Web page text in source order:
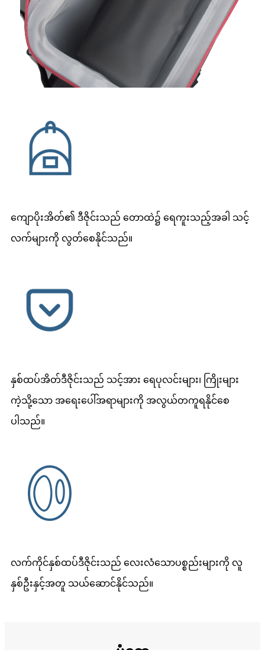
ကျောပိုးအိတ်၏ ဒီဇိုင်းသည် တောထဲ၌ ရေကူးသည့်အခါ သင့်
လက်များကို လွတ်စေနိုင်သည်။
နှစ်ထပ်အိတ်ဒီဇိုင်းသည် သင့်အား ရေပုလင်းများ၊ ကြိုးများ
ကဲ့သို့သော အရေးပေါ်အရာများကို အလွယ်တကူရနိုင်စေ
ပါသည်။
လက်ကိုင်နှစ်ထပ်ဒီဇိုင်းသည် လေးလံသောပစ္စည်းများကို လူ
နှစ်ဦးနှင့်အတူ သယ်ဆောင်နိုင်သည်။